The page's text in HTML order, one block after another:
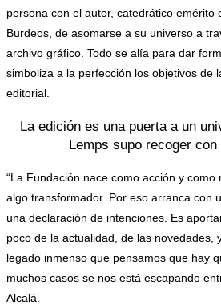
persona con el autor, catedrático emérito
Burdeos, de asomarse a su universo a
archivo gráfico. Todo se alía para dar
simboliza a la perfección los objetivos de
editorial.
La edición es una puerta a un
Lemps supo recoger
“La Fundación nace como acción y
algo transformador. Por eso arranca con
una declaración de intenciones. Es
poco de la actualidad, de las novedades,
legado inmenso que pensamos que hay
muchos casos se nos está escapando
Alcalá.